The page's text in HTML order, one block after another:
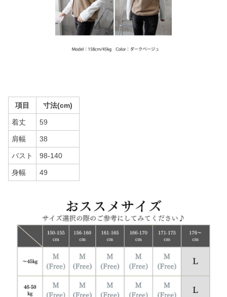
項目 寸法(cm)
着丈 59
肩幅 38
バスト 98-140
身幅 49